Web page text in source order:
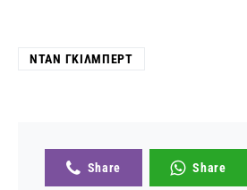
ΝΤΑΝ ΓΚΊΛΜΠΕΡΤ
Share Share